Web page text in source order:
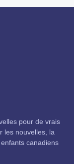
pour de vrais
les nouvelles, la
canadiens